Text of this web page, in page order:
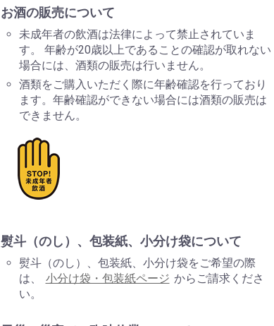
お酒の販売について
未成年者の飲酒は法律によって禁止されていま
す。 年齢が20歳以上であることの確認が取れない
場合には、酒類の販売は行いません。
酒類をご購入いただく際に年齢確認を行っており
ます。年齢確認ができない場合には酒類の販売は
できません。
熨斗（のし）、包装紙、小分け袋について
熨斗（のし）、包装紙、小分け袋をご希望の際
は、
小分け袋・包装紙ページ からご請求くださ
い。